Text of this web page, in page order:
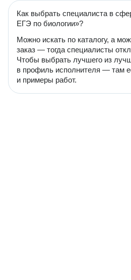
Как выбрать специалиста в
ЕГЭ по биологии»?
Можно искать по каталогу, а
заказ — тогда специалисты
Чтобы выбрать лучшего из
в профиль исполнителя — там
и примеры работ.